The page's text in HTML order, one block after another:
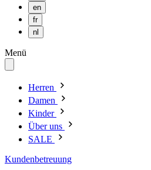
en
fr
nl
Menü
Herren
Damen
Kinder
Über uns
SALE
Kundenbetreuung